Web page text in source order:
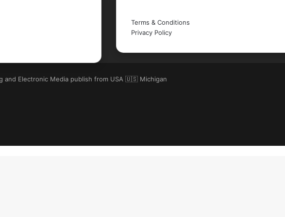
Terms & Conditions
Privacy Policy
and Electronic Media publish from USA 🇺🇸 Michigan